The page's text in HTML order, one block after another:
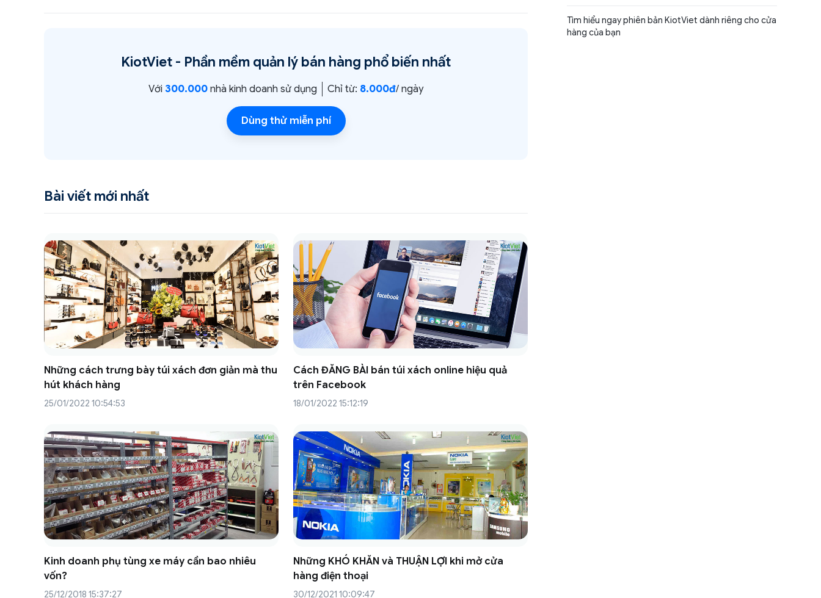
KiotViet - Phần mềm quản lý bán hàng phổ biến nhất
Với 300.000 nhà kinh doanh sử dụng Chỉ từ: 8.000đ/ ngày
Dùng thử miễn phí
Bài viết mới nhất
Những cách trưng bày túi xách đơn giản mà thu
hút khách hàng
25/01/2022 10:54:53
Cách ĐĂNG BÀI bán túi xách online hiệu quả
trên Facebook
18/01/2022 15:12:19
Kinh doanh phụ tùng xe máy cần bao nhiêu
vốn?
25/12/2018 15:37:27
Những KHÓ KHĂN và THUẬN LỢI khi mở cửa
hàng điện thoại
30/12/2021 10:09:47
Tìm hiểu ngay phiên bản KiotViet dành riêng cho cửa
hàng của bạn